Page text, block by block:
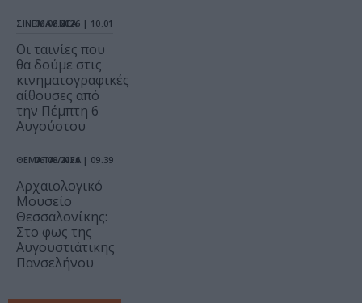
ΣΙΝΕΜΑ / ΝΕΑ
06.08.2026 | 10.01
Οι ταινίες που
θα δούμε στις
κινηματογραφικές
αίθουσες από
την Πέμπτη 6
Αυγούστου
ΘΕΜΑΤΑ / ΝΕΑ
06.08.2026 | 09.39
Αρχαιολογικό
Μουσείο
Θεσσαλονίκης:
Στο φως της
Αυγουστιάτικης
Πανσελήνου